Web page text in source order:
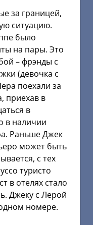
за границей,
ситуацию.
было
на пары. Это
– фрэнды с
(девочка с
поехали за
приехав в
в
в наличии
Раньше Джек
может быть
с тех
туристо
в отелях стало
Джеку с Лерой
номере.